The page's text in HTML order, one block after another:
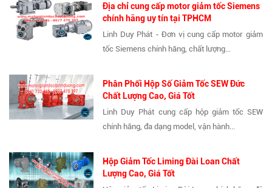
Địa chỉ cung cấp motor giảm tốc Siemens
chính hãng uy tín tại TPHCM
Linh Duy Phát - Đơn vị cung cấp motor giảm
tốc Siemens chính hãng, chất lượng...
Phân Phối Hộp Số Giảm Tốc SEW Đức
Chất Lượng Cao, Giá Tốt
Linh Duy Phát cung cấp hộp giảm tốc SEW
chính hãng, đa dạng model, vận hành...
Hộp Giảm Tốc Liming Đài Loan Chất
Lượng Cao, Giá Tốt